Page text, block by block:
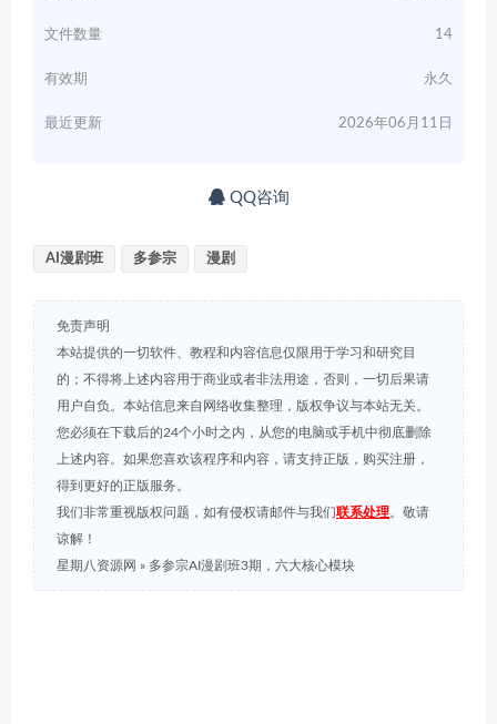
文件数量 14
有效期 永久
最近更新 2026年06月11日
QQ咨询
AI漫剧班 多参宗 漫剧
免责声明
本站提供的一切软件、教程和内容信息仅限用于学习和研究目
的；不得将上述内容用于商业或者非法用途，否则，一切后果请
用户自负。本站信息来自网络收集整理，版权争议与本站无关。
您必须在下载后的24个小时之内，从您的电脑或手机中彻底删除
上述内容。如果您喜欢该程序和内容，请支持正版，购买注册，
得到更好的正版服务。
我们非常重视版权问题，如有侵权请邮件与我们联系处理。敬请
谅解！
星期八资源网 » 多参宗AI漫剧班3期，六大核心模块